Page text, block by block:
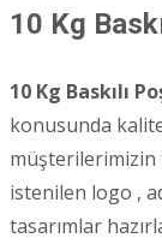
10 Kg
10 Kg Baskılı
konusunda
istenilen logo ,
tasarımlar